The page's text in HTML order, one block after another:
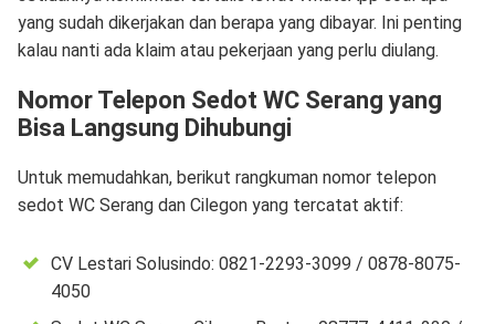
yang sudah dikerjakan dan berapa yang dibayar. Ini penting
kalau nanti ada klaim atau pekerjaan yang perlu diulang.
Nomor Telepon Sedot WC Serang yang
Bisa Langsung Dihubungi
Untuk memudahkan, berikut rangkuman nomor telepon
sedot WC Serang dan Cilegon yang tercatat aktif:
CV Lestari Solusindo: 0821-2293-3099 / 0878-8075-
4050